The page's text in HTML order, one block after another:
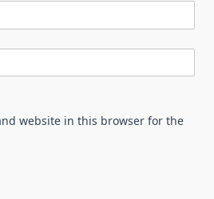
website in this browser for the